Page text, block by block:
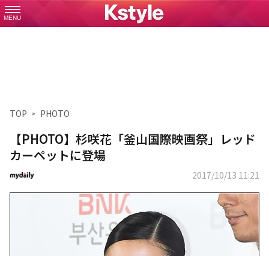
MENU
TOP PHOTO
【PHOTO】杉咲花「釜山国際映画祭」レッド
カーペットに登場
2017/10/13 11:21